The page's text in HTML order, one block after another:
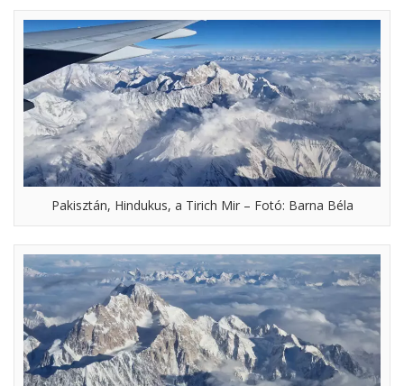
Pakisztán, Hindukus, a Tirich Mir – Fotó: Barna Béla